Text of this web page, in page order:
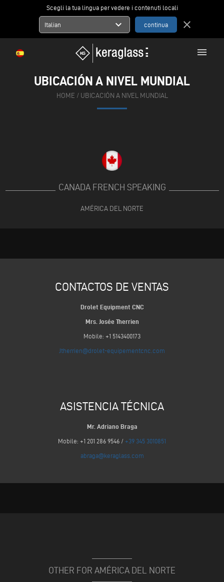
Scegli la tua lingua per vedere i contenuti locali
Italian expand_more close
menu
UBICACIÓN A NIVEL MUNDIAL
HOME / UBICACIÓN A NIVEL MUNDIAL
CANADA FRENCH SPEAKING
AMÉRICA DEL NORTE
CONTACTOS DE VENTAS
Drolet Equipment CNC
Mrs. Josée Therrien
Mobile: +1 5143400173
Jtherrien@drolet-equipementcnc.com
ASISTENCIA TÉCNICA
Mr. Adriano Braga
Mobile: +1 201 286 9546 / +39 345 3010851
abraga@keraglass.com
OTHER FOR AMÉRICA DEL NORTE